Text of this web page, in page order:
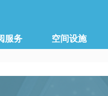
服务 空间设施